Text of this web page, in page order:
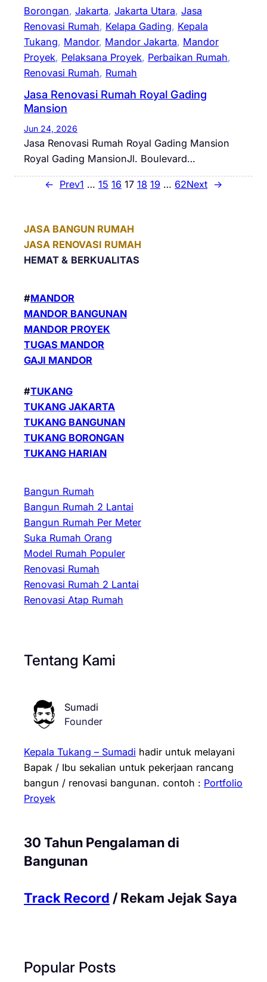
Borongan, Jakarta, Jakarta Utara, Jasa
Renovasi Rumah, Kelapa Gading, Kepala
Tukang, Mandor, Mandor Jakarta, Mandor
Proyek, Pelaksana Proyek, Perbaikan Rumah
Renovasi Rumah, Rumah
Jasa Renovasi Rumah Royal Gading
Mansion
Jun 24, 2026
Jasa Renovasi Rumah Royal Gading Mansion
Royal Gading MansionJl. Boulevard…
← Prev1 … 15 16 17 18 19 … 62Next →
JASA BANGUN RUMAH
JASA RENOVASI RUMAH
HEMAT & BERKUALITAS
#MANDOR
MANDOR BANGUNAN
MANDOR PROYEK
TUGAS MANDOR
GAJI MANDOR
#TUKANG
TUKANG JAKARTA
TUKANG BANGUNAN
TUKANG BORONGAN
TUKANG HARIAN
Bangun Rumah
Bangun Rumah 2 Lantai
Bangun Rumah Per Meter
Suka Rumah Orang
Model Rumah Populer
Renovasi Rumah
Renovasi Rumah 2 Lantai
Renovasi Atap Rumah
Tentang Kami
Sumadi
Founder
Kepala Tukang – Sumadi hadir untuk melayani
Bapak / Ibu sekalian untuk pekerjaan rancang
bangun / renovasi bangunan. contoh : Portfolio
Proyek
30 Tahun Pengalaman di
Bangunan
Track Record / Rekam Jejak Saya
Popular Posts